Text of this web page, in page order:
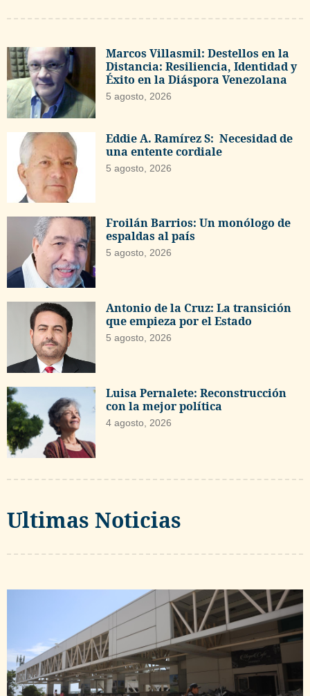
Marcos Villasmil: Destellos en la
Distancia: Resiliencia, Identidad y
Éxito en la Diáspora Venezolana
5 agosto, 2026
Eddie A. Ramírez S: Necesidad de
una entente cordiale
5 agosto, 2026
Froilán Barrios: Un monólogo de
espaldas al país
5 agosto, 2026
Antonio de la Cruz: La transición
que empieza por el Estado
5 agosto, 2026
Luisa Pernalete: Reconstrucción
con la mejor política
4 agosto, 2026
Ultimas Noticias